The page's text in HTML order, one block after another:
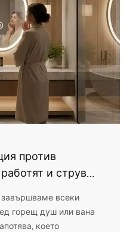
против
и струва
завършваме всеки
горещ душ или вана
което